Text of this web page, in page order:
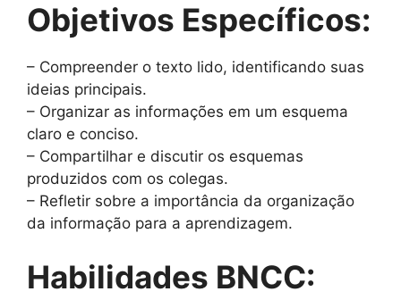
Objetivos Específicos:
– Compreender o texto lido, identificando suas
ideias principais.
– Organizar as informações em um esquema
claro e conciso.
– Compartilhar e discutir os esquemas
produzidos com os colegas.
– Refletir sobre a importância da organização
da informação para a aprendizagem.
Habilidades BNCC: